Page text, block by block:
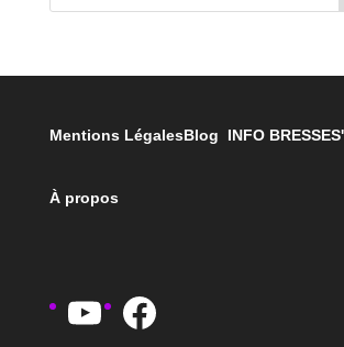
Mentions LégalesBlog INFO BRESSE
À propos
YouTube
Facebook